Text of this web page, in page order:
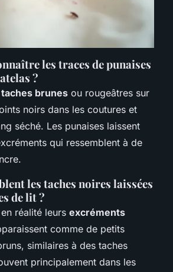
les traces de punaises
?
taches brunes ou rougeâtres sur
noirs dans les coutures et
séché. Les punaises laissent
qui ressemblent à de
les taches noires laissées
de lit ?
réalité leurs excréments
comme de petits
similaires à des taches
principalement dans les